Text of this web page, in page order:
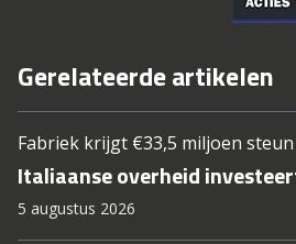
Gerelateerde artikelen
Fabriek krijgt €33,5 miljoen steun
Italiaanse overheid
5 augustus 2026